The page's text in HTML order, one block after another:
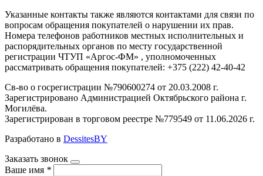
Указанные контакты также являются контактами для связи по
вопросам обращения покупателей о нарушении их прав.
Номера телефонов работников местных исполнительных и
распорядительных органов по месту государственной
регистрации ЧТУП «Аргос-ФМ» , уполномоченных
рассматривать обращения покупателей: +375 (222) 42-40-42
Св-во о госрегистрации №790600274 от 20.03.2008 г.
Зарегистрировано Администрацией Октябрьского района г.
Могилёва.
Зарегистрирован в торговом реестре №779549 от 11.06.2026 г.
Разработано в DessitesBY
Заказать звонок
Ваше имя *